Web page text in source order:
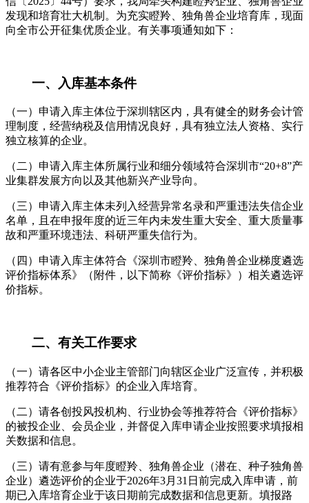
发现和培育壮大机制。为充实瞪羚、独角兽企业培育库，现面
向全市公开征集优质企业。有关事项通知如下：
一、入库基本条件
（一）申请入库主体位于深圳辖区内，具有健全的财务会计管
理制度，经营纳税及信用情况良好，具有独立法人资格、实行
独立核算的企业。
（二）申请入库主体所属行业和细分领域符合深圳市“20+8”产
业集群发展方向以及其他新兴产业导向。
（三）申请入库主体未列入经营异常名录和严重违法失信企业
名单，且在申报年度的近三年内未发生重大安全、重大质量事
故和严重环境违法、科研严重失信行为。
（四）申请入库主体符合《深圳市瞪羚、独角兽企业梯度遴选
评价指标体系》（附件，以下简称《评价指标》）相关遴选评
价指标。
二、有关工作要求
（一）请各区中小企业主管部门向辖区企业广泛宣传，并积极
推荐符合《评价指标》的企业入库培育。
（二）请各创投风投机构、行业协会等推荐符合《评价指标》
的被投企业、会员企业，并督促入库申请企业按照要求填报相
关数据和信息。
（三）请有意参与年度瞪羚、独角兽企业（潜在、种子独角兽
企业）遴选评价的企业于2026年3月31日前完成入库申请，前
期已入库培育企业于该日期前完成数据和信息更新。填报路